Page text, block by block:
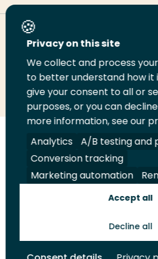
Deel deze pagina
Deel
LinkedIn
Deel
op
Twitter
Deel
op
Facebook
Email
deze
pagina
Print
deze
Volg
ons
op
LinkedIn
Volg
ons
op
Facebook
Volg
ons
op
YouTube
Volg
ons
op
Instagram
Juridisch Security A-Z
Privacy on this site
We collect and process
to better understand how it
give your consent to all or
purposes, or you can
more information, see our
Analytics
A/B testing and
Conversion tracking
Marketing automation
Accept all
Decline all